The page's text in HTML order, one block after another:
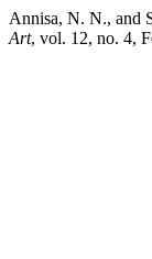
Annisa, N. N., and
Art, vol. 12, no. 4,